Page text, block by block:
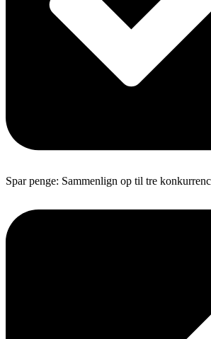
Spar penge: Sammenlign op til tre